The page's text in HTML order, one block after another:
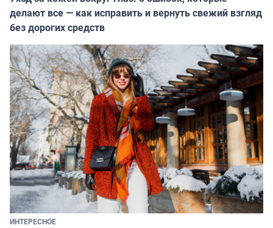
делают все — как исправить и вернуть свежий взгляд
без дорогих средств
ИНТЕРЕСНОЕ